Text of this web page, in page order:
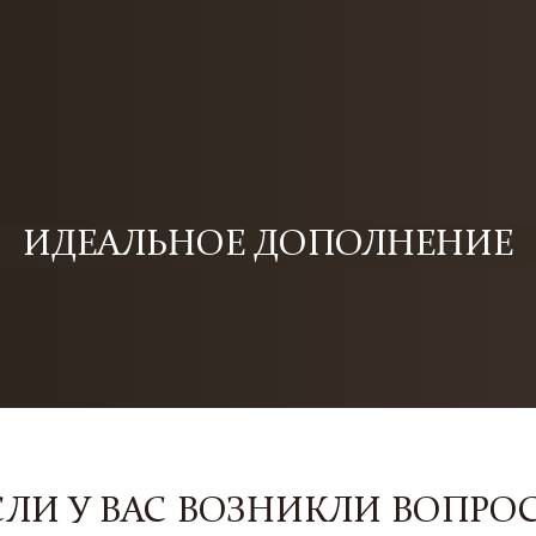
ИДЕАЛЬНОЕ ДОПОЛНЕНИЕ
У ВАС ВОЗНИКЛИ